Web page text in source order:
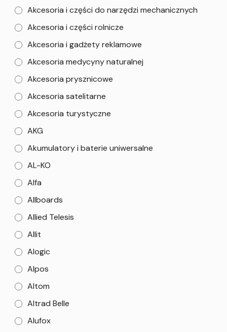
Akcesoria i części do narzędzi mechanicznych
Akcesoria i części rolnicze
Akcesoria i gadżety reklamowe
Akcesoria medycyny naturalnej
Akcesoria prysznicowe
Akcesoria satelitarne
Akcesoria turystyczne
AKG
Akumulatory i baterie uniwersalne
AL-KO
Alfa
Allboards
Allied Telesis
Allit
Alogic
Alpos
Altom
Altrad Belle
Alufox